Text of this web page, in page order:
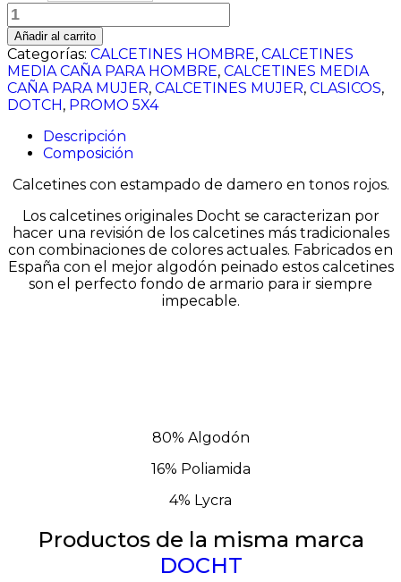
Cuadrados
Rojos
cantidad
Añadir al carrito
Categorías: CALCETINES HOMBRE, CALCETINES
MEDIA CAÑA PARA HOMBRE, CALCETINES MEDIA
CAÑA PARA MUJER, CALCETINES MUJER, CLASICOS,
DOTCH, PROMO 5X4
Descripción
Composición
Calcetines con estampado de damero en tonos rojos.
Los calcetines originales Docht se caracterizan por
hacer una revisión de los calcetines más tradicionales
con combinaciones de colores actuales. Fabricados en
España con el mejor algodón peinado estos calcetines
son el perfecto fondo de armario para ir siempre
impecable.
80% Algodón
16% Poliamida
4% Lycra
Productos de la misma marca
DOCHT